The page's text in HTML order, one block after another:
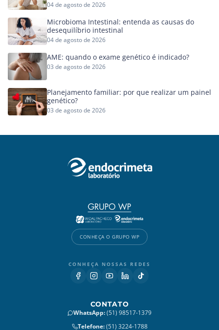
04 de agosto de 2026
Microbioma Intestinal: entenda as causas do
desequilíbrio intestinal
04 de agosto de 2026
AME: quando o exame genético é indicado?
03 de agosto de 2026
Planejamento familiar: por que realizar um painel
genético?
03 de agosto de 2026
CONHEÇA O GRUPO WP
CONHEÇA NOSSAS REDES
CONTATO
WhatsApp:(51) 98517-1379
Telefone:(51) 3224-1788